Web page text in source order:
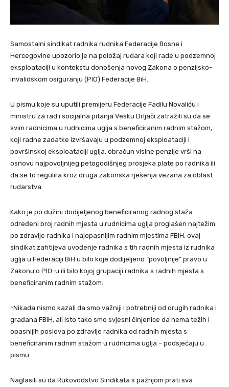
Samostalni sindikat radnika rudnika Federacije Bosne i
Hercegovine upozorio je na položaj rudara koji rade u podzemnoj
eksploataciji u kontekstu donošenja novog Zakona o penzijsko-
invalidskom osiguranju (PIO) Federacije BiH.
U pismu koje su uputili premijeru Federacije Fadilu Novaliću i
ministru za rad i socijalna pitanja Vesku Drljači zatražili su da se
svim radnicima u rudnicima uglja s beneficiranim radnim stažom,
koji radne zadatke izvršavaju u podzemnoj eksploataciji i
površinskoj eksploataciji uglja, obračun visine penzije vrši na
osnovu najpovoljnijeg petogodišnjeg prosjeka plate po radnika ili
da se to regulira kroz druga zakonska rješenja vezana za oblast
rudarstva.
Kako je po dužini dodijeljenog beneficiranog radnog staža
određeni broj radnih mjesta u rudnicima uglja proglašen najtežim
po zdravlje radnika i najopasnijim radnim mjestima FBiH, ovaj
sindikat zahtijeva uvođenje radnika s tih radnih mjesta iz rudnika
uglja u Federaciji BiH u bilo koje dodijeljeno “povoljnije” pravo u
Zakonu o PIO-u ili bilo kojoj grupaciji radnika s radnih mjesta s
beneficiranim radnim stažom.
-Nikada nismo kazali da smo važniji i potrebniji od drugih radnika i
građana FBiH, ali isto tako smo svjesni činjenice da nema težih i
opasnijih poslova po zdravlje radnika od radnih mjesta s
beneficiranim radnim stažom u rudnicima uglja – podsjećaju u
pismu.
Naglasili su da Rukovodstvo Sindikata s pažnjom prati sva